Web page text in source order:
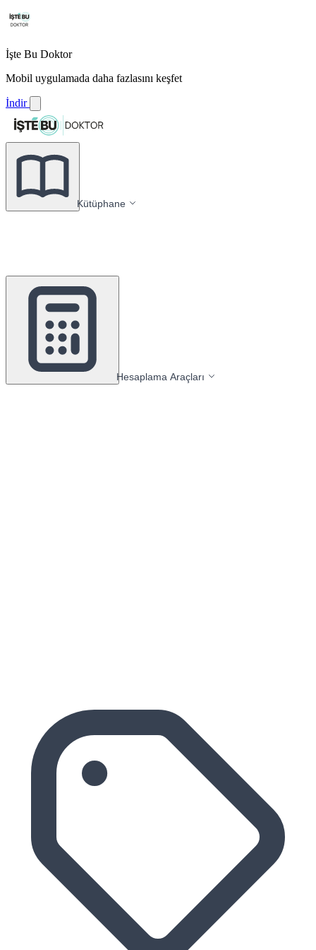
İşte Bu Doktor
Mobil uygulamada daha fazlasını keşfet
İndir
Kütüphane
Hesaplama Araçları